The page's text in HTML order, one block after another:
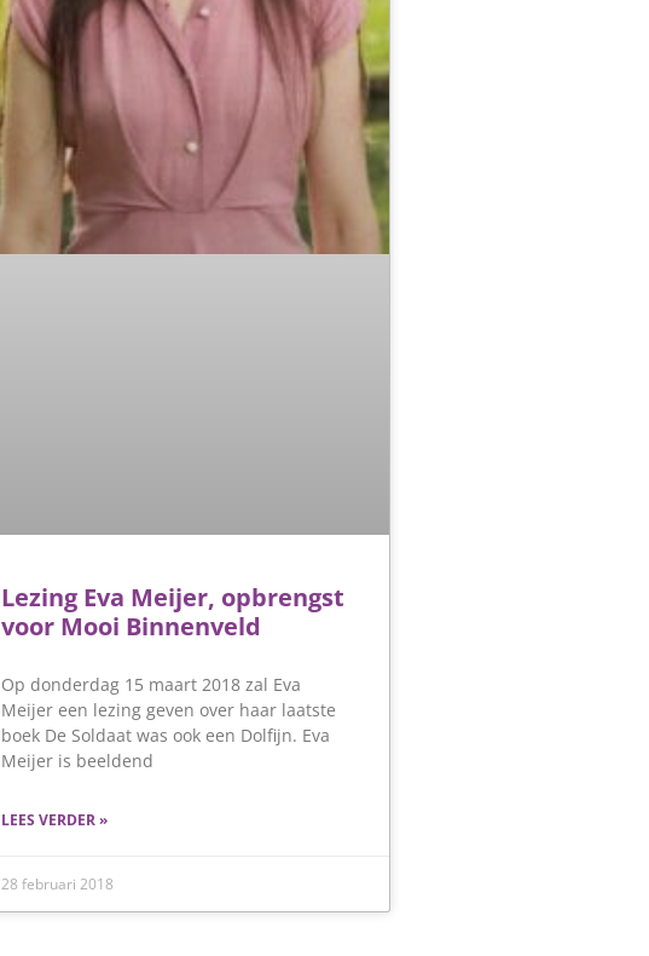
Lezing Eva Meijer, opbrengst
voor Mooi Binnenveld
Op donderdag 15 maart 2018 zal Eva
Meijer een lezing geven over haar laatste
boek De Soldaat was ook een Dolfijn. Eva
Meijer is beeldend
LEES VERDER »
28 februari 2018